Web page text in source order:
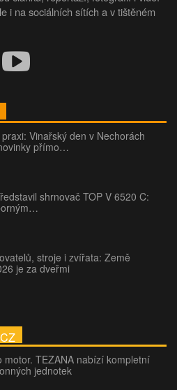
i na sociálních sítích a v tištěném
Vinařský den v Nechorách
přímo…
shrnovač TOP V 6520 C:
stroje i zvířata: Země
je za dveřmi
motor. TEZANA nabízí kompletní
jednotek